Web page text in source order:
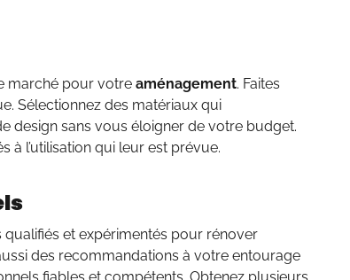
marché pour votre aménagement. Faites
Sélectionnez des matériaux qui
design sans vous éloigner de votre budget.
l’utilisation qui leur est prévue.
qualifiés et expérimentés pour rénover
des recommandations à votre entourage